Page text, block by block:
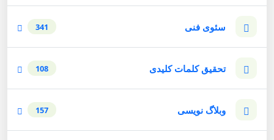
سئوی فنی 341
تحقیق کلمات کلیدی 108
وبلاگ نویسی 157